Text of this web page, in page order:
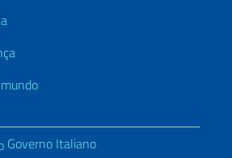
Governo Italiano